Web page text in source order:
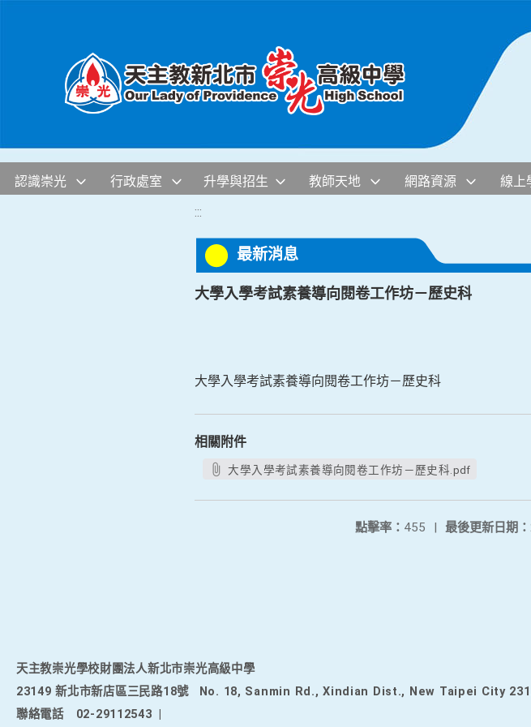
認識崇光 行政處室 升學與招生 教師天地 網路資源 線上
:::
最新消息
大學入學考試素養導向閱卷工作坊－歷史科
大學入學考試素養導向閱卷工作坊－歷史科
相關附件
大學入學考試素養導向閱卷工作坊－歷史科.pdf
最後更新日期：
點擊率： 455 |
天主教崇光學校財團法人新北市崇光高級中學
23149 新北市新店區三民路18號
No. 18, Sanmin Rd., Xindian Dist., New Taipei City
聯絡電話
02-29112543